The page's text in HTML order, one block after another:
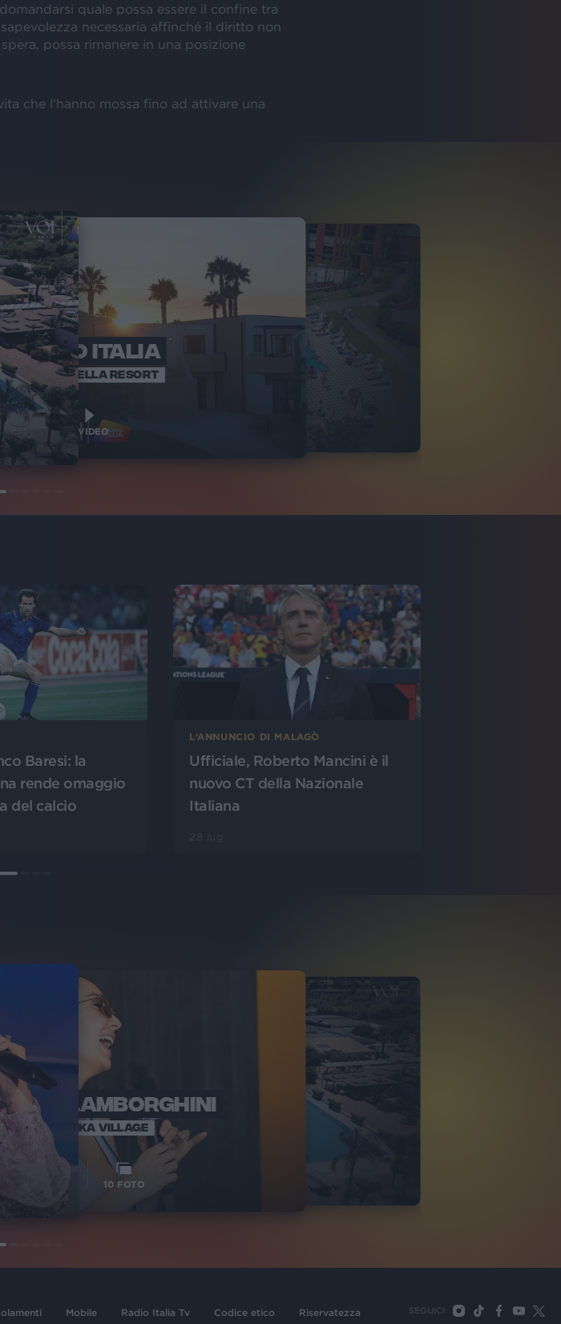
quale possa essere il confine tra
necessaria affinché il diritto non
possa rimanere in una posizione
che l’hanno mossa fino ad attivare una
RADIO ITALIA
VOI ARENELLA RESORT
VIDEO
RADIO ITALIA
BRAVO BAIA DI TINDARI 2026
Baresi: la
rende omaggio
del calcio
L’ANNUNCIO DI MALAGÒ
Ufficiale, Roberto Mancini è il
nuovo CT della Nazionale
Italiana
LAMBORGHINI
VOI TANKA VILLAGE
10 FOTO
RADIO ITALIA
VOI TANKA VILLAGE
Mobile Radio Italia Tv Codice etico Riservatezza SEGUICI